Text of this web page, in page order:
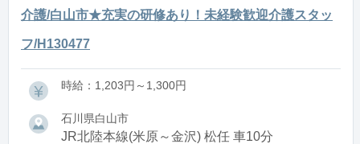
介護/白山市★充実の研修あり！未経験歓迎介護スタッ
フ/H130477
時給：1,203円～1,300円
石川県白山市
JR北陸本線(米原～金沢) 松任 車10分